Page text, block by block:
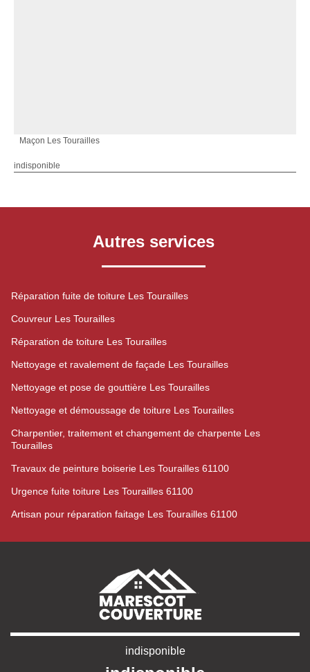
Maçon Les Tourailles
indisponible
Autres services
Réparation fuite de toiture Les Tourailles
Couvreur Les Tourailles
Réparation de toiture Les Tourailles
Nettoyage et ravalement de façade Les Tourailles
Nettoyage et pose de gouttière Les Tourailles
Nettoyage et démoussage de toiture Les Tourailles
Charpentier, traitement et changement de charpente Les
Tourailles
Travaux de peinture boiserie Les Tourailles 61100
Urgence fuite toiture Les Tourailles 61100
Artisan pour réparation faitage Les Tourailles 61100
indisponible